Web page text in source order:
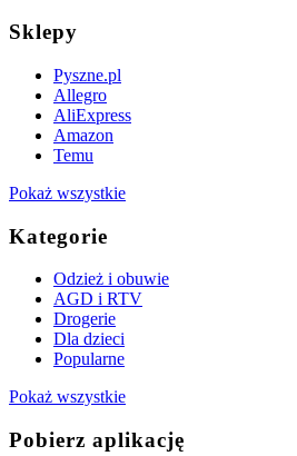
Sklepy
Pyszne.pl
Allegro
AliExpress
Amazon
Temu
Pokaż wszystkie
Kategorie
Odzież i obuwie
AGD i RTV
Drogerie
Dla dzieci
Popularne
Pokaż wszystkie
Pobierz aplikację